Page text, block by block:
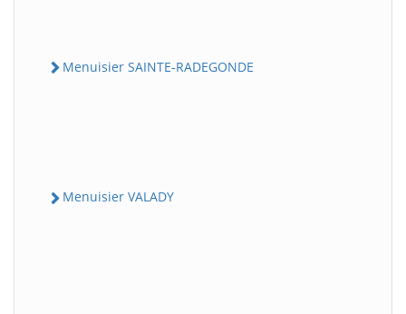
Menuisier SAINTE-RADEGONDE
Menuisier VALADY